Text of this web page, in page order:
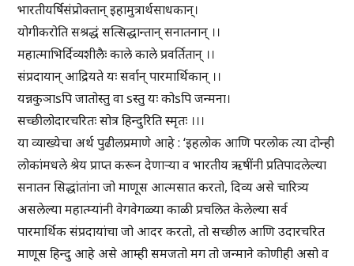
भारतीयर्षिसंप्रोक्तान् इहामुत्रार्थसाधकान्।
योगीकरोति सश्रद्धं सत्सिद्धान्तान् सनातनान् ।।
महात्माभिर्दिव्यशीलैः काले काले प्रवर्तितान् ।।
संप्रदायान् आद्रियते यः सर्वान् पारमार्थिकान् ।।
यन्नकुञाsपि जातोस्तु वा sस्तु यः कोsपि जन्मना।
सच्छीलोदारचरितः सोत्र हिन्दुरिति स्मृतः ।।।
या व्याख्येचा अर्थ पुढीलप्रमाणे आहे : ‘इहलोक आणि परलोक त्या दोन्ही
लोकांमधले श्रेय प्राप्त करून देणार्‍या व भारतीय ऋषींनी प्रतिपादलेल्या
सनातन सिद्धांतांना जो माणूस आत्मसात करतो, दिव्य असे चारित्र्य
असलेल्या महात्म्यांनी वेगवेगळ्या काळी प्रचलित केलेल्या सर्व
पारमार्थिक संप्रदायांचा जो आदर करतो, तो सच्छील आणि उदारचरित
माणूस हिन्दु आहे असे आम्ही समजतो मग तो जन्माने कोणीही असो व